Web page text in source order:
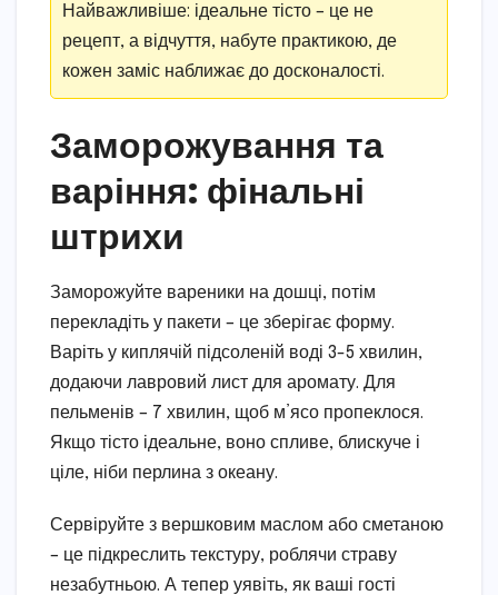
Найважливіше: ідеальне тісто – це не
рецепт, а відчуття, набуте практикою, де
кожен заміс наближає до досконалості.
Заморожування та
варіння: фінальні
штрихи
Заморожуйте вареники на дошці, потім
перекладіть у пакети – це зберігає форму.
Варіть у киплячій підсоленій воді 3-5 хвилин,
додаючи лавровий лист для аромату. Для
пельменів – 7 хвилин, щоб м’ясо пропеклося.
Якщо тісто ідеальне, воно спливе, блискуче і
ціле, ніби перлина з океану.
Сервіруйте з вершковим маслом або сметаною
– це підкреслить текстуру, роблячи страву
незабутньою. А тепер уявіть, як ваші гості